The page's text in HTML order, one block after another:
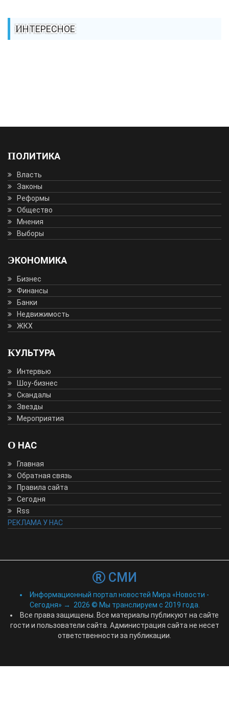
ИНТЕРЕСНОЕ
ПОЛИТИКА
Власть
Законы
Реформы
Общество
Мнения
Выборы
ЭКОНОМИКА
Бизнес
Финансы
Банки
Недвижимость
ЖКХ
КУЛЬТУРА
Интервью
Шоу-бизнес
Скандалы
Звезды
Мероприятия
О НАС
Главная
Обратная связь
Правила сайта
Сегодня
Rss
РЕКЛАМА У НАС
СМИ
Информационный портал новостей Мира «Новости -
Сегодня» → 2026 © Мы транслируем с 2019 года.
Все права защищены. Все материалы публикуют на сайте
гости и пользователи сайта. Администрация сайта не несет
ответственности за публикации.